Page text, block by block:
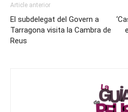
Article anterior
El subdelegat del Govern a
Tarragona visita la Cambra de
Reus